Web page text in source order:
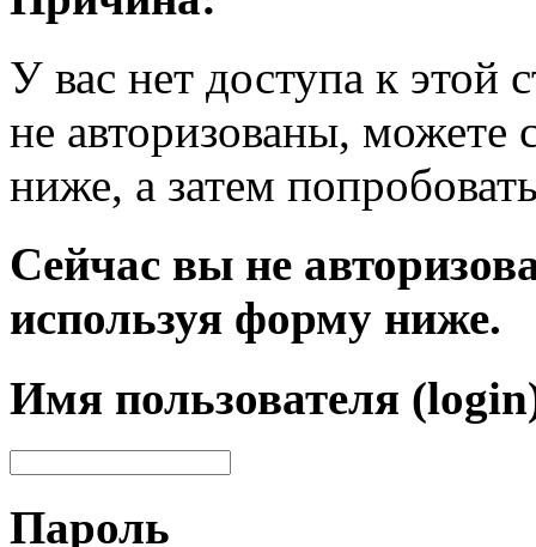
У вас нет доступа к
не авторизованы, можете
ниже, а затем
Сейчас вы не
используя форму ниже.
Имя пользователя
Пароль